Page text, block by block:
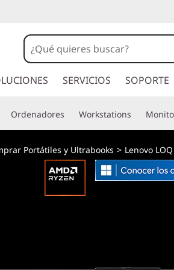
SERVICIOS SOPORTE
Ordenadores Workstations
Portátiles y Ultrabooks > Lenovo LOQ